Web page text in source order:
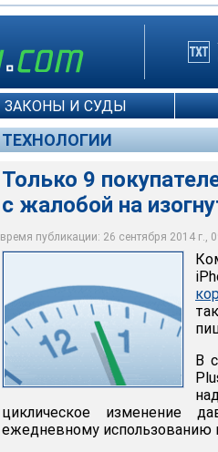
ЗАКОНЫ И СУДЫ
ТЕХНОЛОГИИ
Только 9
с жалобой на
время публикации: 26 сентября 2014 г.,
Global Look Press
В
циклическое изменение
ежедневному использованию